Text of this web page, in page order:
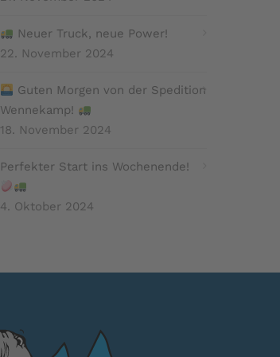
Neuer Truck, neue Power!
22. November 2024
Guten Morgen von der Spedition
Wennekamp!
18. November 2024
Perfekter Start ins Wochenende!
4. Oktober 2024